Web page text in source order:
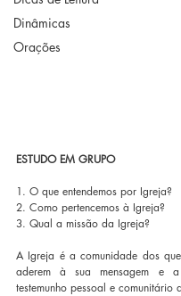
Dinâmicas
Orações
ESTUDO EM GRUPO
1. O que entendemos por Igreja?
2. Como pertencemos à Igreja?
3. Qual a missão da Igreja?
A Igreja é a comunidade dos
aderem à sua mensagem e a
testemunho pessoal e comunitário